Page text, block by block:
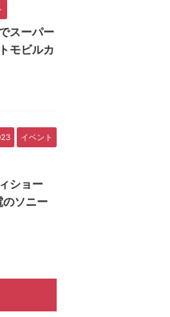
スーパー
モビルカ
イベント
ショー
ソニー